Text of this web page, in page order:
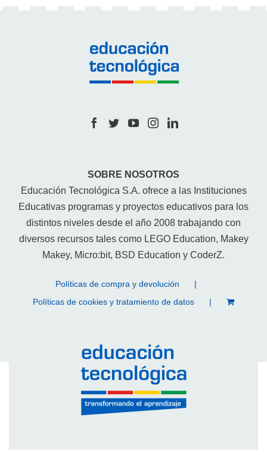
SOBRE NOSOTROS
Educación Tecnológica S.A. ofrece a las Instituciones
Educativas programas y proyectos educativos para los
distintos niveles desde el año 2008 trabajando con
diversos recursos tales como LEGO Education, Makey
Makey, Micro:bit, BSD Education y CoderZ.
Políticas de compra y devolución
Políticas de cookies y tratamiento de datos